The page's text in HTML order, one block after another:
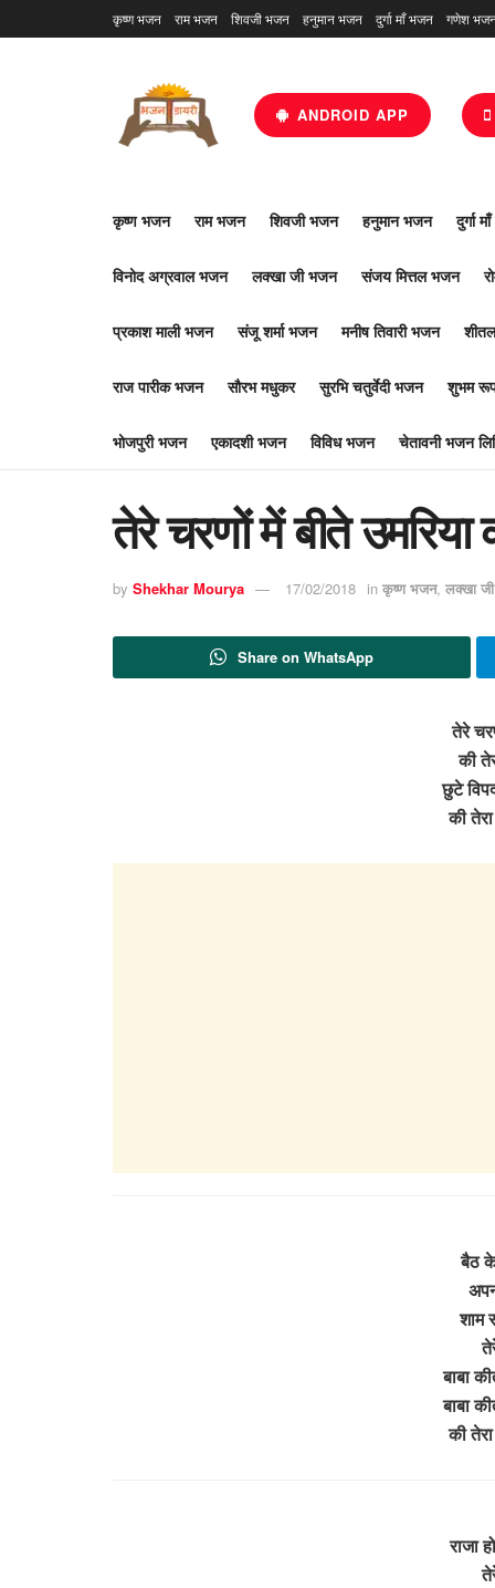
कृष्ण भजन राम भजन शिवजी भजन हनुमान भजन दुर्गा माँ भजन गणेश
ANDROID APP
कृष्ण भजन राम भजन शिवजी भजन हनुमान भजन दुर्गा
विनोद अग्रवाल भजन लक्खा जी भजन संजय मित्तल भजन
प्रकाश माली भजन संजू शर्मा भजन मनीष तिवारी भजन
राज पारीक भजन सौरभ मधुकर सुरभि चतुर्वेदी भजन शुभम
भोजपुरी भजन एकादशी भजन विविध भजन चेतावनी भजन
तेरे चरणों में बीते
by Shekhar Mourya 17/02/2018 in कृष्ण भजन, लक्खा
Share on WhatsApp
तेरे
की
छुटे
की
बैठ
शाम
बाबा
बाबा
की
राजा